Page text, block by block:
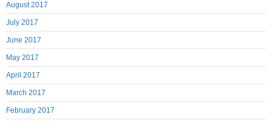
August 2017
July 2017
June 2017
May 2017
April 2017
March 2017
February 2017